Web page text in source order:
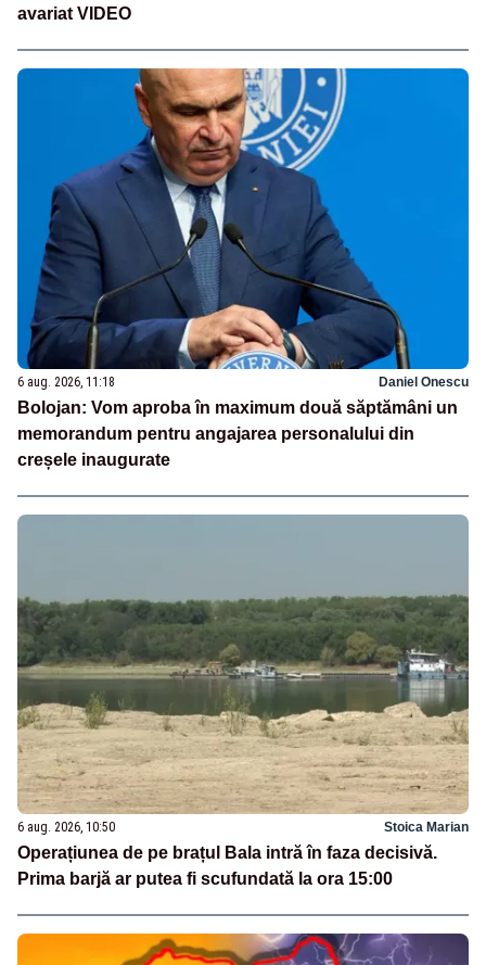
avariat VIDEO
6 aug. 2026, 11:18 Daniel Onescu
Bolojan: Vom aproba în maximum două săptămâni un
memorandum pentru angajarea personalului din
creșele inaugurate
6 aug. 2026, 10:50 Stoica Marian
Operațiunea de pe brațul Bala intră în faza decisivă.
Prima barjă ar putea fi scufundată la ora 15:00